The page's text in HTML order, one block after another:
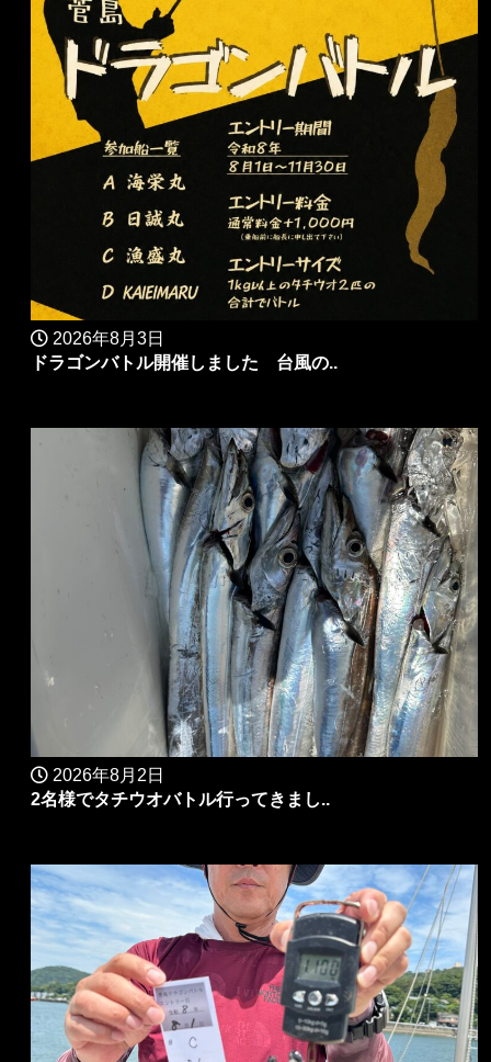
2026年8月3日
ドラゴンバトル開催しました 台風の..
2026年8月2日
2名様でタチウオバトル行ってきまし..